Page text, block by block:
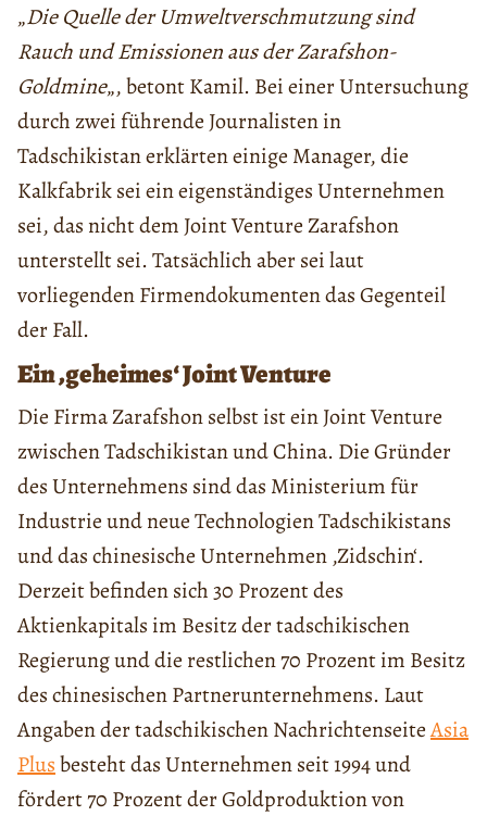
„Die Quelle der Umweltverschmutzung sind
Rauch und Emissionen aus der Zarafshon-
Goldmine„, betont Kamil. Bei einer Untersuchung
durch zwei führende Journalisten in
Tadschikistan erklärten einige Manager, die
Kalkfabrik sei ein eigenständiges Unternehmen
sei, das nicht dem Joint Venture Zarafshon
unterstellt sei. Tatsächlich aber sei laut
vorliegenden Firmendokumenten das Gegenteil
der Fall.
Ein ‚geheimes‘ Joint Venture
Die Firma Zarafshon selbst ist ein Joint Venture
zwischen Tadschikistan und China. Die Gründer
des Unternehmens sind das Ministerium für
Industrie und neue Technologien Tadschikistans
und das chinesische Unternehmen ‚Zidschin‘.
Derzeit befinden sich 30 Prozent des
Aktienkapitals im Besitz der tadschikischen
Regierung und die restlichen 70 Prozent im Besitz
des chinesischen Partnerunternehmens. Laut
Angaben der tadschikischen NachrichtenseiteAsia
Plusbesteht das Unternehmen seit 1994 und
fördert 70 Prozent der Goldproduktion von